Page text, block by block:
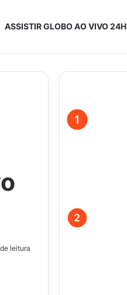
ASSISTIR GLOBO AO VIVO 24H
leitura